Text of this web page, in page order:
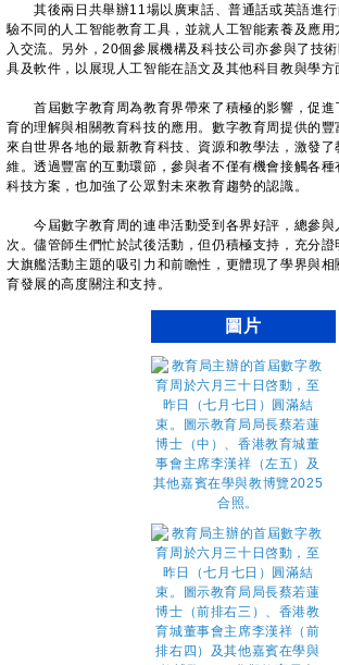
其後兩日共舉辦11場以廣東話、普通話或英語進行
驗不同的人工智能教育工具，並就人工智能素養及應
入交流。另外，20個參展機構及科技公司亦參與了技
具及軟件，以展現人工智能在語文及其他科目教與學方
首屆數字教育周為教育界帶來了積極的影響，促進
育的理解與相關教育科技的應用。數字教育周提供的豐
來自世界各地的最新教育科技、資源和教學法，激發
維。透過豐富的互動環節，參與者不僅有機會接觸各
科技方案，也加強了公眾對未來教育趨勢的認識。
今屆數字教育周的連串活動受到各界好評，總參與
次。儘管師生們忙於試後活動，但仍積極支持，充分
大旗艦活動主題的吸引力和前瞻性，更體現了學界與
育發展的高度關注和支持。
圖片